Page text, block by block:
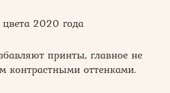
2020 года
принты, главное не
контрастными оттенками.